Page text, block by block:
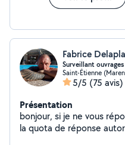
domicile ou sur votre
satisfaction garantie.
Fabrice
Surveillant
Saint-Étienne
5/5 (75 avis)
Présentation
bonjour, si je ne vous
la quota de réponse